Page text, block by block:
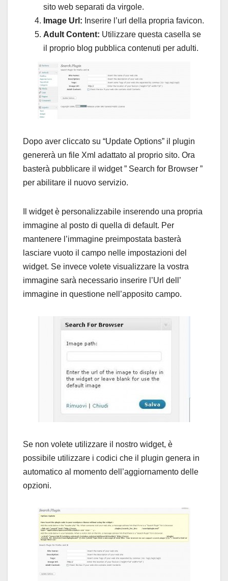
sito web separati da virgole.
Image Url: Inserire l’url della propria favicon.
Adult Content: Utilizzare questa casella se
il proprio blog pubblica contenuti per adulti.
Dopo aver cliccato su “Update Options” il plugin
genererà un file Xml adattato al proprio sito. Ora
basterà pubblicare il widget ” Search for Browser ”
per abilitare il nuovo servizio.
Il widget è personalizzabile inserendo una propria
immagine al posto di quella di default. Per
mantenere l’immagine preimpostata basterà
lasciare vuoto il campo nelle impostazioni del
widget. Se invece volete visualizzare la vostra
immagine sarà necessario inserire l’Url dell’
immagine in questione nell’apposito campo.
Se non volete utilizzare il nostro widget, è
possibile utilizzare i codici che il plugin genera in
automatico al momento dell’aggiornamento delle
opzioni.